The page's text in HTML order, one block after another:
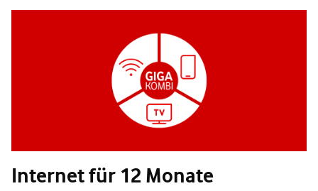
Internet für 12 Monate